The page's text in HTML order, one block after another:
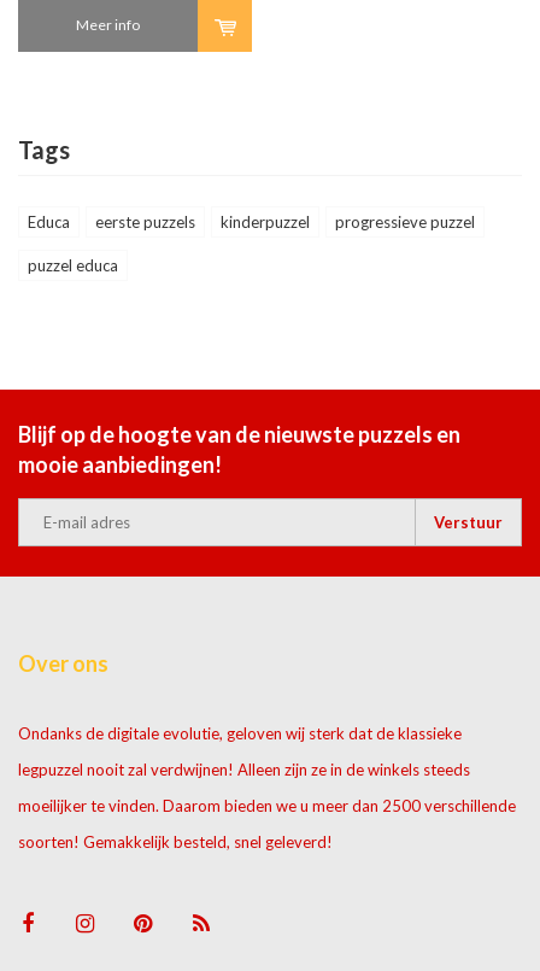
Meer info
Tags
Educa eerste puzzels kinderpuzzel progressieve puzzel
puzzel educa
Blijf op de hoogte van de nieuwste puzzels en
mooie aanbiedingen!
Verstuur
Over ons
Ondanks de digitale evolutie, geloven wij sterk dat de klassieke
legpuzzel nooit zal verdwijnen! Alleen zijn ze in de winkels steeds
moeilijker te vinden. Daarom bieden we u meer dan 2500 verschillende
soorten! Gemakkelijk besteld, snel geleverd!